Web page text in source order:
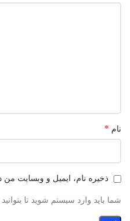
نام *
ذخیره نام، ایمیل و وبسایت
شما باید وارد سیستم شوید تا